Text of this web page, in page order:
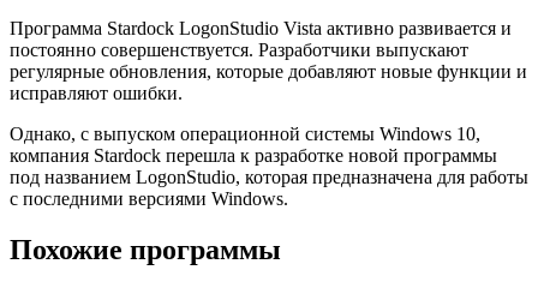
Программа Stardock LogonStudio Vista активно развивается и
постоянно совершенствуется. Разработчики выпускают
регулярные обновления, которые добавляют новые функции и
исправляют ошибки.
Однако, с выпуском операционной системы Windows 10,
компания Stardock перешла к разработке новой программы
под названием LogonStudio, которая предназначена для работы
с последними версиями Windows.
Похожие программы